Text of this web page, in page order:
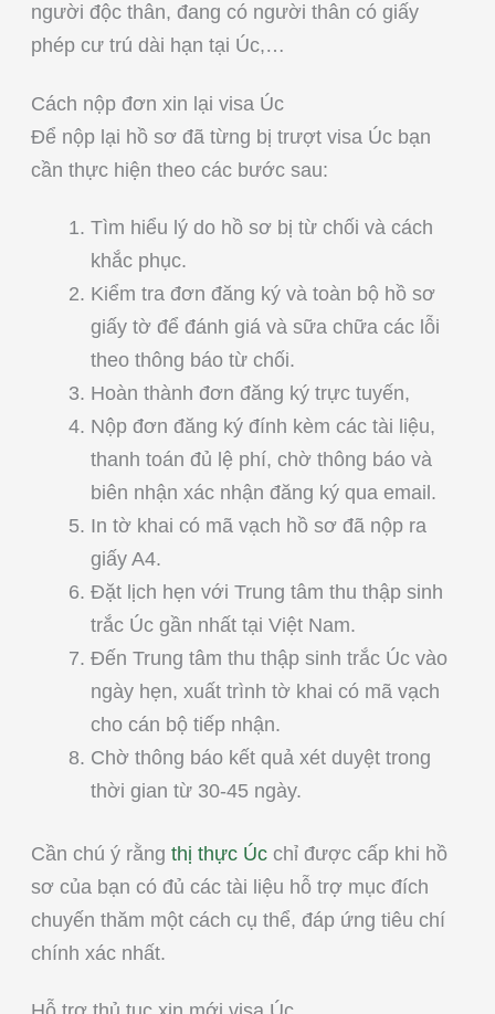
người độc thân, đang có người thân có giấy
phép cư trú dài hạn tại Úc,…
Cách nộp đơn xin lại visa Úc
Để nộp lại hồ sơ đã từng bị trượt visa Úc bạn
cần thực hiện theo các bước sau:
Tìm hiểu lý do hồ sơ bị từ chối và cách
khắc phục.
Kiểm tra đơn đăng ký và toàn bộ hồ sơ
giấy tờ để đánh giá và sữa chữa các lỗi
theo thông báo từ chối.
Hoàn thành đơn đăng ký trực tuyến,
Nộp đơn đăng ký đính kèm các tài liệu,
thanh toán đủ lệ phí, chờ thông báo và
biên nhận xác nhận đăng ký qua email.
In tờ khai có mã vạch hồ sơ đã nộp ra
giấy A4.
Đặt lịch hẹn với Trung tâm thu thập sinh
trắc Úc gần nhất tại Việt Nam.
Đến Trung tâm thu thập sinh trắc Úc vào
ngày hẹn, xuất trình tờ khai có mã vạch
cho cán bộ tiếp nhận.
Chờ thông báo kết quả xét duyệt trong
thời gian từ 30-45 ngày.
Cần chú ý rằng thị thực Úc chỉ được cấp khi hồ
sơ của bạn có đủ các tài liệu hỗ trợ mục đích
chuyến thăm một cách cụ thể, đáp ứng tiêu chí
chính xác nhất.